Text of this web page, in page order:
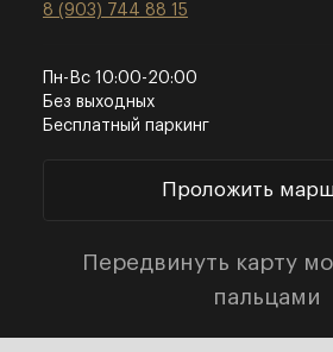
8 (903) 744 88 15
Пн-Вс 10:00-20:00
Без выходных
Бесплатный паркинг
Проложить
Передвинуть карту
пальцами